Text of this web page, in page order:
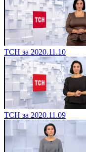
ТСН за 2020.11.10
ТСН за 2020.11.09